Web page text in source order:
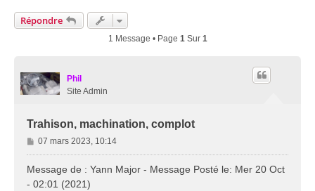
Répondre
1 Message • Page 1Sur 1
Phil
Site Admin
Trahison, machination, complot
M
e
s
s
07 mars 2023, 10:14
Message de : Yann Major - Message Posté le: Mer 20 Oct
- 02:01 (2021)